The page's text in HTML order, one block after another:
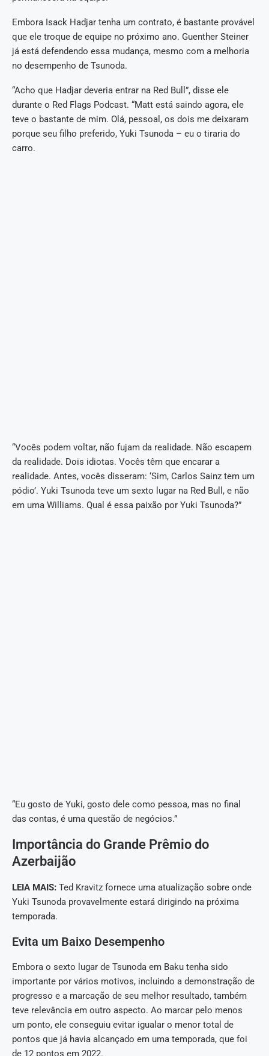
Embora Isack Hadjar tenha um contrato, é bastante provável
que ele troque de equipe no próximo ano. Guenther Steiner
já está defendendo essa mudança, mesmo com a melhoria
no desempenho de Tsunoda.
“Acho que Hadjar deveria entrar na Red Bull”, disse ele
durante o Red Flags Podcast. “Matt está saindo agora, ele
teve o bastante de mim. Olá, pessoal, os dois me deixaram
porque seu filho preferido, Yuki Tsunoda – eu o tiraria do
carro.
“Vocês podem voltar, não fujam da realidade. Não escapem
da realidade. Dois idiotas. Vocês têm que encarar a
realidade. Antes, vocês disseram: ‘Sim, Carlos Sainz tem um
pódio’. Yuki Tsunoda teve um sexto lugar na Red Bull, e não
em uma Williams. Qual é essa paixão por Yuki Tsunoda?”
“Eu gosto de Yuki, gosto dele como pessoa, mas no final
das contas, é uma questão de negócios.”
Importância do Grande Prêmio do
Azerbaijão
LEIA MAIS: Ted Kravitz fornece uma atualização sobre onde
Yuki Tsunoda provavelmente estará dirigindo na próxima
temporada.
Evita um Baixo Desempenho
Embora o sexto lugar de Tsunoda em Baku tenha sido
importante por vários motivos, incluindo a demonstração de
progresso e a marcação de seu melhor resultado, também
teve relevância em outro aspecto. Ao marcar pelo menos
um ponto, ele conseguiu evitar igualar o menor total de
pontos que já havia alcançado em uma temporada, que foi